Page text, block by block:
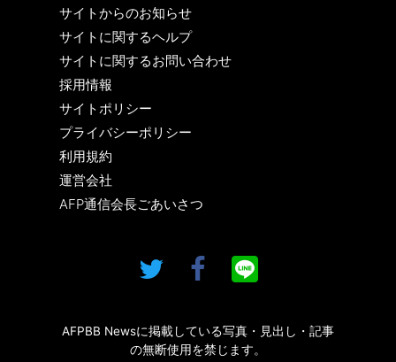
サイトからのお知らせ
サイトに関するヘルプ
サイトに関するお問い合わせ
採用情報
サイトポリシー
プライバシーポリシー
利用規約
運営会社
AFP通信会長ごあいさつ
AFPBB Newsに掲載している写真・見出し・記事
の無断使用を禁じます。